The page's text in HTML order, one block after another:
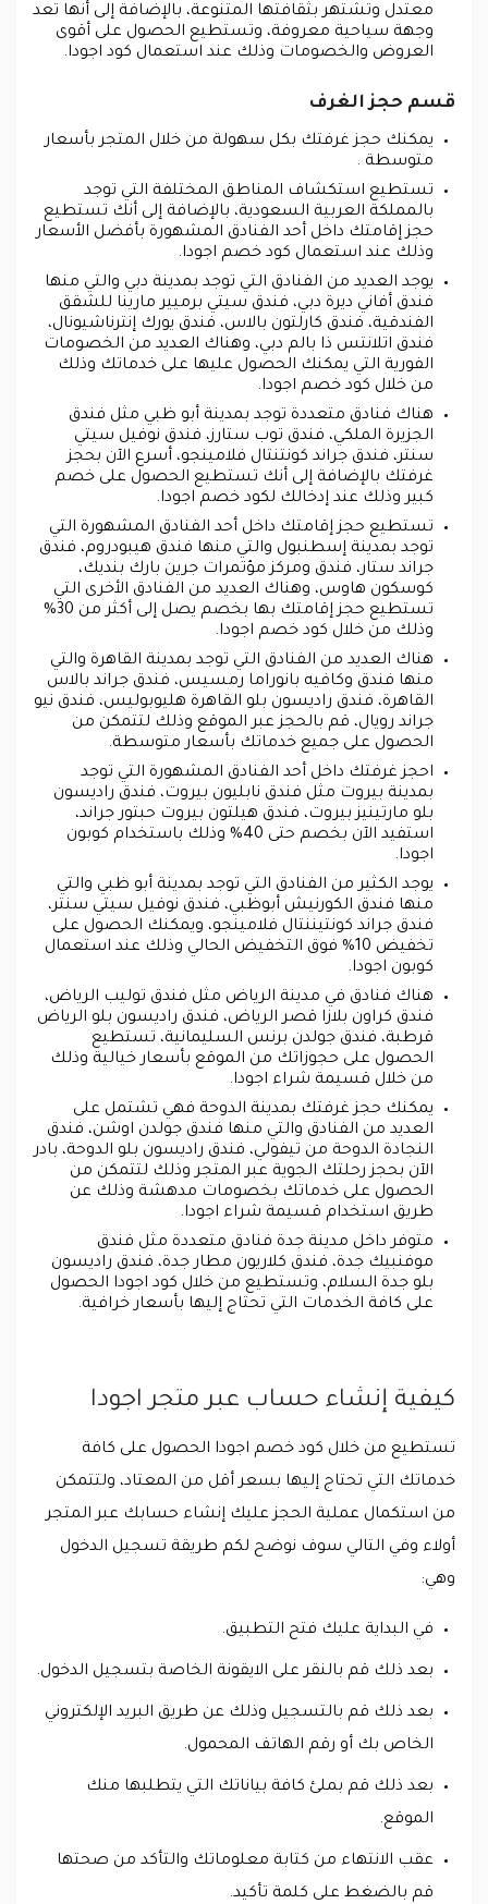
معتدل وتشتهر بثقافتها المتنوعة، بالإضافة إلى أنها تعد
وجهة سياحية معروفة، وتستطيع الحصول على أقوى
العروض والخصومات وذلك عند استعمال كود اجودا.
قسم حجز الغرف
يمكنك حجز غرفتك بكل سهولة من خلال المتجر بأسعار
متوسطة .
تستطيع استكشاف المناطق المختلفة التي توجد
بالمملكة العربية السعودية، بالإضافة إلى أنك تستطيع
حجز إقامتك داخل أحد الفنادق المشهورة بأفضل الأسعار
وذلك عند استعمال كود خصم اجودا.
يوجد العديد من الفنادق التي توجد بمدينة دبي والتي منها
فندق أفاني ديرة دبي، فندق سيتي برميير مارينا للشقق
الفندقية، فندق كارلتون بالاس، فندق يورك إنترناشيونال،
فندق اتلانتس ذا بالم دبي، وهناك العديد من الخصومات
الفورية التي يمكنك الحصول عليها على خدماتك وذلك
من خلال كود خصم اجودا.
هناك فنادق متعددة توجد بمدينة أبو ظبي مثل فندق
الجزيرة الملكي، فندق توب ستارز، فندق نوفيل سيتي
سنتر، فندق جراند كونتنتال فلامينجو، أسرع الآن بحجز
غرفتك بالإضافة إلى أنك تستطيع الحصول على خصم
كبير وذلك عند إدخالك لكود خصم اجودا.
تستطيع حجز إقامتك داخل أحد الفنادق المشهورة التي
توجد بمدينة إسطنبول والتي منها فندق هيبودروم، فندق
جراند ستار، فندق ومركز مؤتمرات جرين بارك بنديك،
كوسكون هاوس، وهناك العديد من الفنادق الأخرى التي
تستطيع حجز إقامتك بها بخصم يصل إلى أكثر من 30%
وذلك من خلال كود خصم اجودا.
هناك العديد من الفنادق التي توجد بمدينة القاهرة والتي
منها فندق وكافيه بانوراما رمسيس، فندق جراند بالاس
القاهرة، فندق راديسون بلو القاهرة هليوبوليس، فندق نيو
جراند رويال، قم بالحجز عبر الموقع وذلك لتتمكن من
الحصول على جميع خدماتك بأسعار متوسطة.
احجز غرفتك داخل أحد الفنادق المشهورة التي توجد
بمدينة بيروت مثل فندق نابليون بيروت، فندق راديسون
بلو مارتينيز بيروت، فندق هيلتون بيروت حبتور جراند،
استفيد الآن بخصم حتى 40% وذلك باستخدام كوبون
اجودا.
يوجد الكثير من الفنادق التي توجد بمدينة أبو ظبي والتي
منها فندق الكورنيش أبوظبي، فندق نوفيل سيتي سنتر،
فندق جراند كونتيننتال فلامينجو، ويمكنك الحصول على
تخفيض 10% فوق التخفيض الحالي وذلك عند استعمال
كوبون اجودا.
هناك فنادق في مدينة الرياض مثل فندق توليب الرياض،
فندق كراون بلازا قصر الرياض، فندق راديسون بلو الرياض
قرطبة، فندق جولدن برنس السليمانية، تستطيع
الحصول على حجوزاتك من الموقع بأسعار خيالية وذلك
من خلال قسيمة شراء اجودا.
يمكنك حجز غرفتك بمدينة الدوحة فهي تشتمل على
العديد من الفنادق والتي منها فندق جولدن اوشن، فندق
النجادة الدوحة من تيفولي، فندق راديسون بلو الدوحة، بادر
الآن بحجز رحلتك الجوية عبر المتجر وذلك لتتمكن من
الحصول على خدماتك بخصومات مدهشة وذلك عن
طريق استخدام قسيمة شراء اجودا.
متوفر داخل مدينة جدة فنادق متعددة مثل فندق
موفنبيك جدة، فندق كلاريون مطار جدة، فندق راديسون
بلو جدة السلام، وتستطيع من خلال كود اجودا الحصول
على كافة الخدمات التي تحتاج إليها بأسعار خرافية.
كيفية إنشاء حساب عبر متجر اجودا
تستطيع من خلال كود خصم اجودا الحصول على كافة
خدماتك التي تحتاج إليها بسعر أقل من المعتاد، ولتتمكن
من استكمال عملية الحجز عليك إنشاء حسابك عبر المتجر
أولاء وفي التالي سوف نوضح لكم طريقة تسجيل الدخول
وهي:
في البداية عليك فتح التطبيق.
بعد ذلك قم بالنقر على الايقونة الخاصة بتسجيل الدخول.
بعد ذلك قم بالتسجيل وذلك عن طريق البريد الإلكتروني
الخاص بك أو رقم الهاتف المحمول.
بعد ذلك قم بملئ كافة بياناتك التي يتطلبها منك
الموقع.
عقب الانتهاء من كتابة معلوماتك والتأكد من صحتها
قم بالضغط على كلمة تأكيد.